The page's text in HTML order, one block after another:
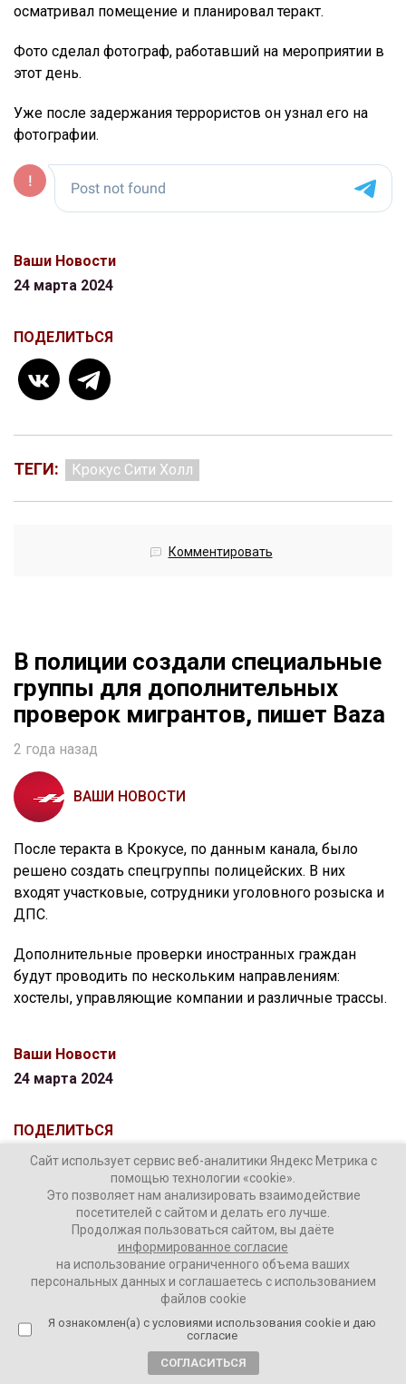
осматривал помещение и планировал теракт.
Фото сделал фотограф, работавший на мероприятии в
этот день.
Уже после задержания террористов он узнал его на
фотографии.
Ваши Новости
24 марта 2024
ПОДЕЛИТЬСЯ
ТЕГИ: Крокус Сити Холл
Комментировать
В полиции создали специальные
группы для дополнительных
проверок мигрантов, пишет Baza
2 года назад
ВАШИ НОВОСТИ
После теракта в Крокусе, по данным канала, было
решено создать спецгруппы полицейских. В них
входят участковые, сотрудники уголовного розыска и
ДПС.
Дополнительные проверки иностранных граждан
будут проводить по нескольким направлениям:
хостелы, управляющие компании и различные трассы.
Ваши Новости
24 марта 2024
ПОДЕЛИТЬСЯ
ТЕГИ: Крокус Сити Холл мигранты
Сайт использует сервис веб-аналитики Яндекс Метрика с
помощью технологии «cookie».
Это позволяет нам анализировать взаимодействие
посетителей с сайтом и делать его лучше.
Продолжая пользоваться сайтом, вы даёте
информированное согласие
на использование ограниченного объема ваших
персональных данных и соглашаетесь с использованием
файлов cookie
Я ознакомлен(а) с условиями использования cookie и даю
согласие
СОГЛАСИТЬСЯ